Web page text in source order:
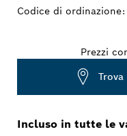
Codice di ordinazione:
Prezzi
Incluso in tutte le